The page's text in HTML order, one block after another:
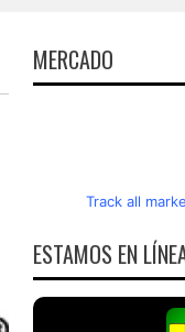
MERCADO
Track all
ESTAMOS EN